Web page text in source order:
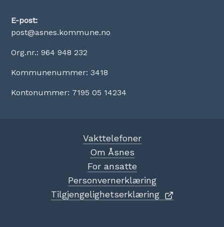
E-post:
post@asnes.kommune.no
Org.nr.: 964 948 232
Kommunenummer: 3418
Kontonummer: 7195 05 14234
Vakttelefoner
Om Åsnes
For ansatte
Personvernerklæring
Tilgjengelighetserklæring